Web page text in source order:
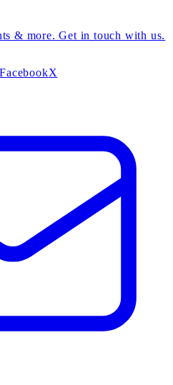
& more. Get in touch with us.
FacebookX